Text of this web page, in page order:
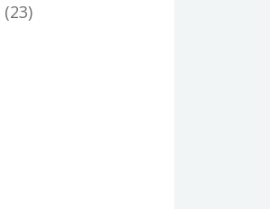
(23)